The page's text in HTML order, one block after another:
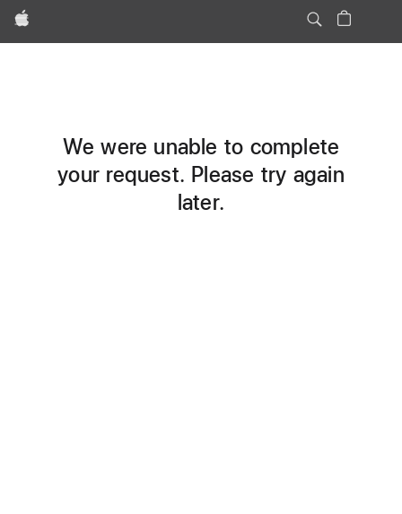
Apple
We were unable to complete
your request. Please try again
later.